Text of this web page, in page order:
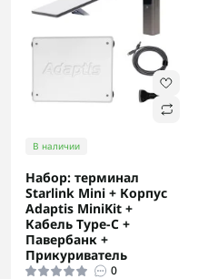
В наличии
Набор: терминал
Starlink Mini + Корпус
Adaptis MiniKit +
Кабель Type-C +
Павербанк +
Прикуриватель
0